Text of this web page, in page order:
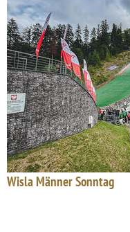
Wisla Männer Sonntag